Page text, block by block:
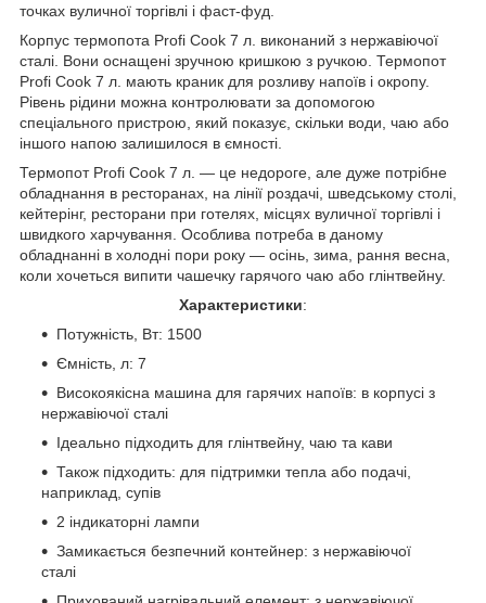
точках вуличної торгівлі і фаст-фуд.
Корпус термопота Profi Cook 7 л. виконаний з нержавіючої
сталі. Вони оснащені зручною кришкою з ручкою. Термопот
Profi Cook 7 л. мають краник для розливу напоїв і окропу.
Рівень рідини можна контролювати за допомогою
спеціального пристрою, який показує, скільки води, чаю або
іншого напою залишилося в ємності.
Термопот Profi Cook 7 л. ― це недороге, але дуже потрібне
обладнання в ресторанах, на лінії роздачі, шведському столі,
кейтерінг, ресторани при готелях, місцях вуличної торгівлі і
швидкого харчування. Особлива потреба в даному
обладнанні в холодні пори року ― осінь, зима, рання весна,
коли хочеться випити чашечку гарячого чаю або глінтвейну.
Характеристики:
Потужність, Вт: 1500
Ємність, л: 7
Високоякісна машина для гарячих напоїв: в корпусі з
нержавіючої сталі
Ідеально підходить для глінтвейну, чаю та кави
Також підходить: для підтримки тепла або подачі,
наприклад, супів
2 індикаторні лампи
Замикається безпечний контейнер: з нержавіючої
сталі